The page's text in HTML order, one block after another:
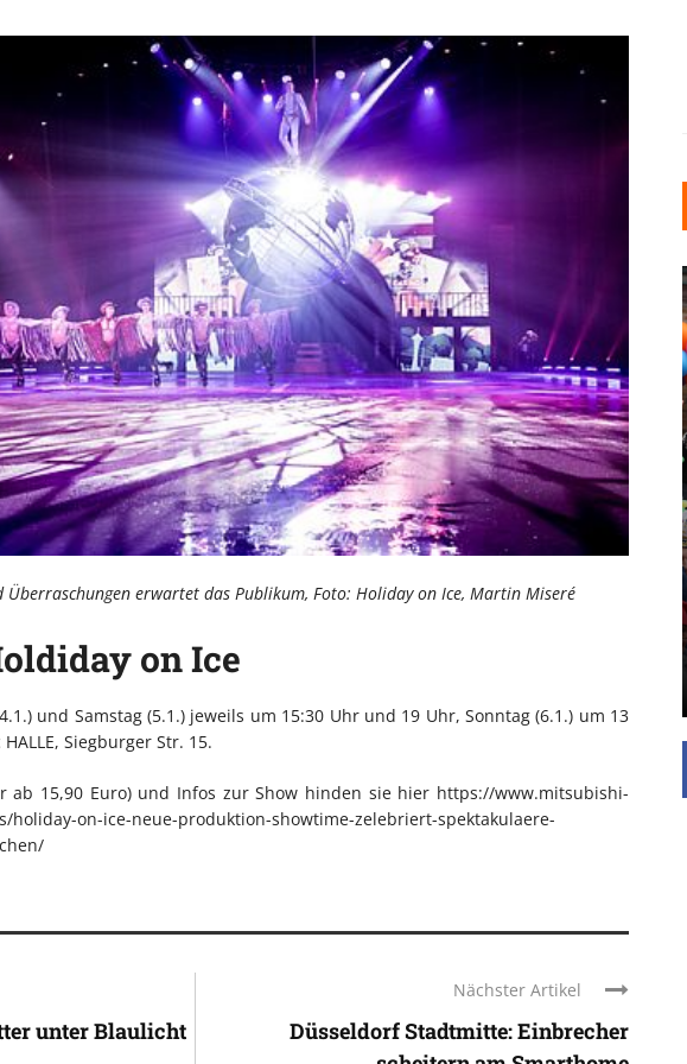
Überraschungen erwartet das Publikum, Foto: Holiday on Ice, Martin Miseré
on Ice
und Samstag (5.1.) jeweils um 15:30 Uhr und 19 Uhr, Sonntag (6.1.) um 13
Siegburger Str. 15.
ab 15,90 Euro) und Infos zur Show hinden sie hier https://www.mitsubishi-
holiday-on-ice-neue-produktion-showtime-zelebriert-spektakulaere-
unter Blaulicht
Nächster Artikel
Düsseldorf Stadtmitte: Einbrecher
INDUSTRIELLER CHIC: WIE
KUNSTSTOFFFENSTER DEN
LOFT-STIL IN IHREM
EINFAMILIENHAUS
UNTERSTÜTZEN
Die Inspiration des industriellen Chics sind die